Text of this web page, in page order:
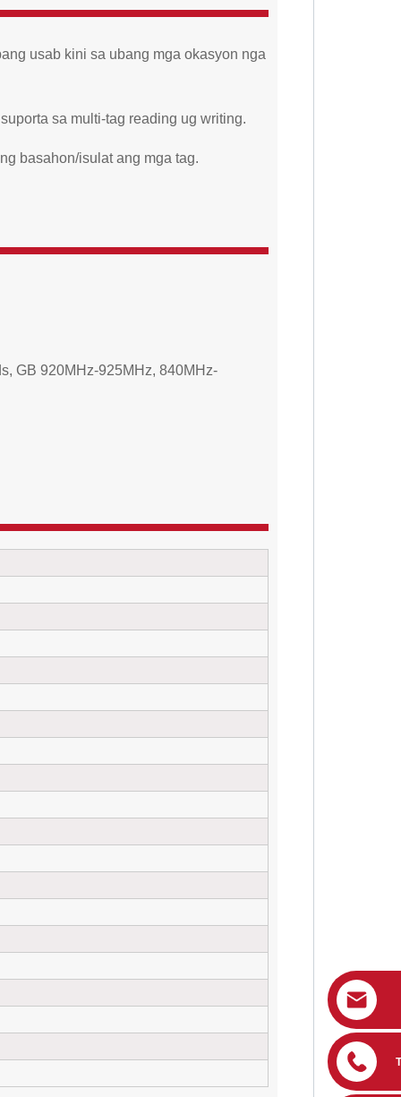
usab kini sa ubang mga okasyon nga
sa multi-tag reading ug writing.
basahon/isulat ang mga tag.
GB 920MHz-925MHz, 840MHz-